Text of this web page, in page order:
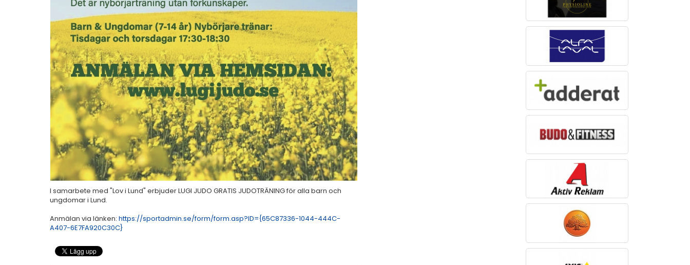
I samarbete med "Lov i Lund" erbjuder LUGI JUDO GRATIS JUDOTRÄNING för alla barn och
ungdomar i Lund.
Anmälan via länken: https://sportadmin.se/form/form.asp?ID={65C87336-1044-444C-
A407-6E7FA920C30C}